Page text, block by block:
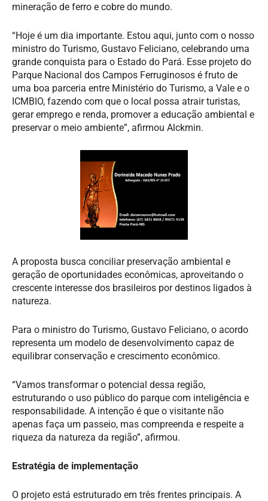
mineração de ferro e cobre do mundo.
“Hoje é um dia importante. Estou aqui, junto com o nosso
ministro do Turismo, Gustavo Feliciano, celebrando uma
grande conquista para o Estado do Pará. Esse projeto do
Parque Nacional dos Campos Ferruginosos é fruto de
uma boa parceria entre Ministério do Turismo, a Vale e o
ICMBIO, fazendo com que o local possa atrair turistas,
gerar emprego e renda, promover a educação ambiental e
preservar o meio ambiente”, afirmou Alckmin.
A proposta busca conciliar preservação ambiental e
geração de oportunidades econômicas, aproveitando o
crescente interesse dos brasileiros por destinos ligados à
natureza.
Para o ministro do Turismo, Gustavo Feliciano, o acordo
representa um modelo de desenvolvimento capaz de
equilibrar conservação e crescimento econômico.
“Vamos transformar o potencial dessa região,
estruturando o uso público do parque com inteligência e
responsabilidade. A intenção é que o visitante não
apenas faça um passeio, mas compreenda e respeite a
riqueza da natureza da região”, afirmou.
Estratégia de implementação
O projeto está estruturado em três frentes principais. A